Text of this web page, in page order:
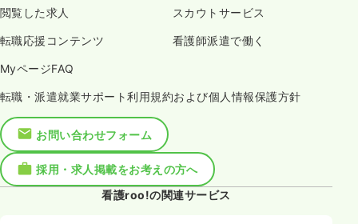
閲覧した求人 スカウトサービス
転職応援コンテンツ 看護師派遣で働く
MyページFAQ
転職・派遣就業サポート利用規約および個人情報保護方針
お問い合わせフォーム
採用・求人掲載をお考えの方へ
看護roo!の関連サービス